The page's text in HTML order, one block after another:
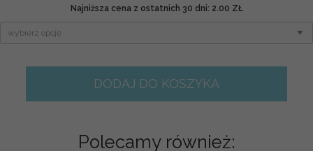
Najniższa cena z ostatnich 30 dni: 2.00 ZŁ
DODAJ DO KOSZYKA
Polecamy również: